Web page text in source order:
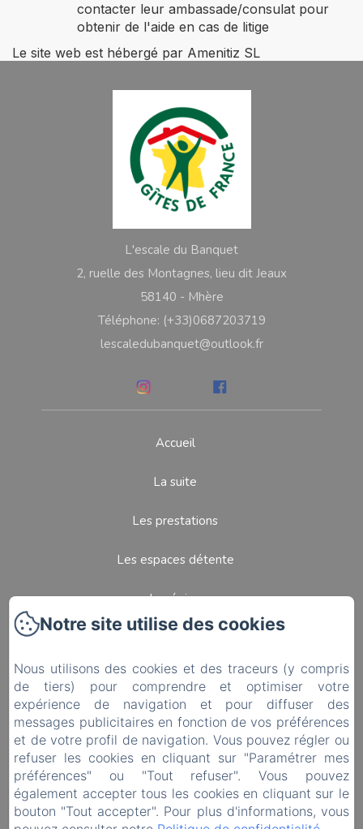
contacter leur ambassade/consulat pour
obtenir de l'aide en cas de litige
Le site web est hébergé par Amenitiz SL
L'escale du Banquet
2, ruelle des Montagnes, lieu dit Jeaux
58140 - Mhère
Téléphone: (+33)0687203719
lescaledubanquet@outlook.fr
Accueil
La suite
Les prestations
Les espaces détente
La région
Préparez Votre Séjour
Politique de confidentialité
Informations légales
Informations sur les cookies
Notre site utilise des cookies
Nous utilisons des cookies et des traceurs (y compris
de tiers) pour comprendre et optimiser votre
expérience de navigation et pour diffuser des
messages publicitaires en fonction de vos préférences
et de votre profil de navigation. Vous pouvez régler ou
refuser les cookies en cliquant sur "Paramétrer mes
préférences" ou "Tout refuser". Vous pouvez
également accepter tous les cookies en cliquant sur le
bouton "Tout accepter". Pour plus d'informations, vous